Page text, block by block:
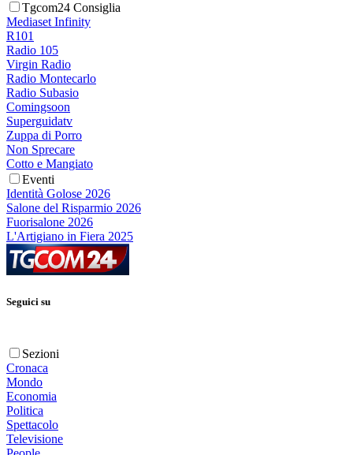
Tgcom24 Consiglia
Mediaset Infinity
R101
Radio 105
Virgin Radio
Radio Montecarlo
Radio Subasio
Comingsoon
Superguidatv
Zuppa di Porro
Non Sprecare
Cotto e Mangiato
Eventi
Identità Golose 2026
Salone del Risparmio 2026
Fuorisalone 2026
L'Artigiano in Fiera 2025
Seguici su
Sezioni
Cronaca
Mondo
Economia
Politica
Spettacolo
Televisione